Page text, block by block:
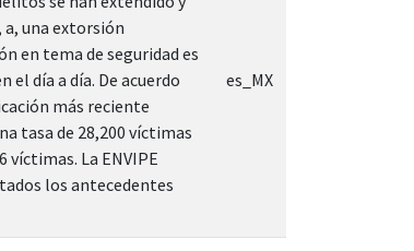
una extorsión
en tema de seguridad es
el día a día. De acuerdo
más reciente
tasa de 28,200 víctimas
víctimas. La ENVIPE
los antecedentes
es_MX